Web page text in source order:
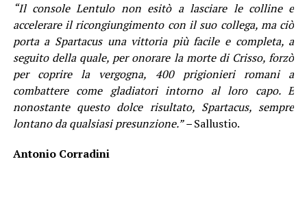
“Il console Lentulo non esitò a lasciare le colline e
accelerare il ricongiungimento con il suo collega, ma ciò
porta a Spartacus una vittoria più facile e completa, a
seguito della quale, per onorare la morte di Crisso, forzò
per coprire la vergogna, 400 prigionieri romani a
combattere come gladiatori intorno al loro capo. E
nonostante questo dolce risultato, Spartacus, sempre
lontano da qualsiasi presunzione.” –Sallustio.
Antonio Corradini